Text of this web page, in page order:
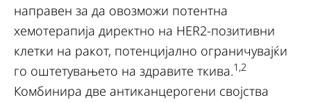
направен за да овозможи потентна
хемотерапија директно на HER2-позитивни
клетки на ракот, потенцијално ограничувајќи
го оштетувањето на здравите ткива.1,2
Комбинира две антиканцерогени својства